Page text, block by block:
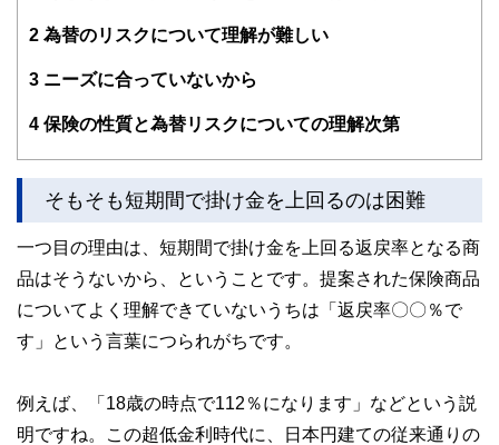
理由に、ママが自分の夢をあきらめることのない社会」の実
やすく解説。税理士事務所出身の経験を活かし、ママ起業家
の税務や経理についても支援している。
2 為替のリスクについて理解が難しい
3 ニーズに合っていないから
4 保険の性質と為替リスクについての理解次第
そもそも短期間で掛け金を上回るのは困難
一つ目の理由は、短期間で掛け金を上回る返戻率となる商
品はそうないから、ということです。提案された保険商品
についてよく理解できていないうちは「返戻率〇〇％で
す」という言葉につられがちです。
例えば、「18歳の時点で112％になります」などという説
明ですね。この超低金利時代に、日本円建ての従来通りの